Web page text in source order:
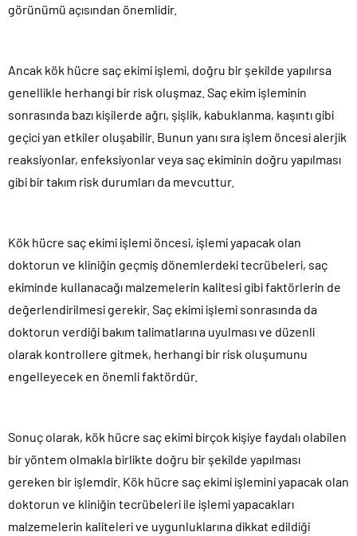
görünümü açısından önemlidir.
Ancak kök hücre saç ekimi işlemi, doğru bir şekilde yapılırsa
genellikle herhangi bir risk oluşmaz. Saç ekim işleminin
sonrasında bazı kişilerde ağrı, şişlik, kabuklanma, kaşıntı gibi
geçici yan etkiler oluşabilir. Bunun yanı sıra işlem öncesi alerjik
reaksiyonlar, enfeksiyonlar veya saç ekiminin doğru yapılması
gibi bir takım risk durumları da mevcuttur.
Kök hücre saç ekimi işlemi öncesi, işlemi yapacak olan
doktorun ve kliniğin geçmiş dönemlerdeki tecrübeleri, saç
ekiminde kullanacağı malzemelerin kalitesi gibi faktörlerin de
değerlendirilmesi gerekir. Saç ekimi işlemi sonrasında da
doktorun verdiği bakım talimatlarına uyulması ve düzenli
olarak kontrollere gitmek, herhangi bir risk oluşumunu
engelleyecek en önemli faktördür.
Sonuç olarak, kök hücre saç ekimi birçok kişiye faydalı olabilen
bir yöntem olmakla birlikte doğru bir şekilde yapılması
gereken bir işlemdir. Kök hücre saç ekimi işlemini yapacak olan
doktorun ve kliniğin tecrübeleri ile işlemi yapacakları
malzemelerin kaliteleri ve uygunluklarına dikkat edildiği